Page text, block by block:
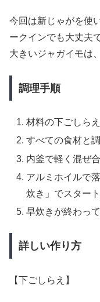
今回は新じゃがを使
ークインでも大丈夫
大きいジャガイモは
調理手順
材料の下ごしら
すべての食材と
内釜で軽く混ぜ合
アルミホイルで
炊き」でスタート
早炊きが終わっ
詳しい作り方
【下ごしらえ】